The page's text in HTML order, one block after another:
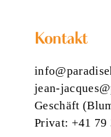
Kontakt
jean-
Geschäft
Privat: +41 79